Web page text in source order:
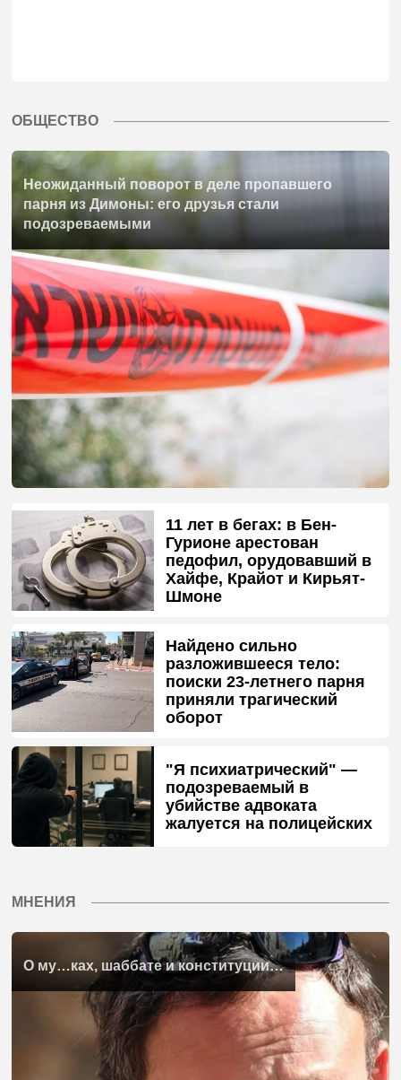
ОБЩЕСТВО
Неожиданный поворот в деле пропавшего
парня из Димоны: его друзья стали
подозреваемыми
11 лет в бегах: в Бен-
Гурионе арестован
педофил, орудовавший в
Хайфе, Крайот и Кирьят-
Шмоне
Найдено сильно
разложившееся тело:
поиски 23-летнего парня
приняли трагический
оборот
"Я психиатрический" —
подозреваемый в
убийстве адвоката
жалуется на полицейских
МНЕНИЯ
О му…ках, шаббате и конституции…